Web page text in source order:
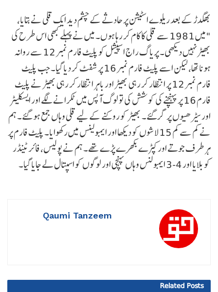
بھگدڑ کے بعد ریلوے اسٹیشن پر حادثے کے چشم دید ایک قلی نے بتایا،
"میں 1981 سے قلی کا کام کر رہا ہوں۔ میں نے پہلے کبھی اس طرح کی
بھیڑ نہیں دیکھی۔ پریاگ راج اسپیشل کو پلیٹ فارم نمبر 12 سے روانہ
ہونا تھا، لیکن اسے پلیٹ فارم نمبر 16 پر شفٹ کر دیا گیا۔ جب پلیٹ
فارم نمبر 12 پر انتظار کر رہی بھیڑ اور باہر انتظار کر رہی بھیڑ نے پلیٹ
فارم 16 پر پہنچنے کی کوشش کی تو لوگ آپس میں ٹکرانے لگے اور ایسکلیٹر
اور سیڑھیوں پر گر گئے۔ بھیڑ کو روکنے کے لیے قلی وہاں جمع ہو گئے۔ ہم
نے کم سے کم 15 لاشوں کو دیکھا اور ایمبولینس میں رکھوایا۔ پلیٹ فارم پر
ہر طرف جوتے اور کپڑے بکھرے پڑے تھے۔ ہم نے پولیس، فائر ٹینڈر
کو بلایا اور 4-3 ایمبولنس وہاں پہنچی اور لوگوں کو اسپتال لے جایا گیا۔
Qaumi Tanzeem
Related Posts